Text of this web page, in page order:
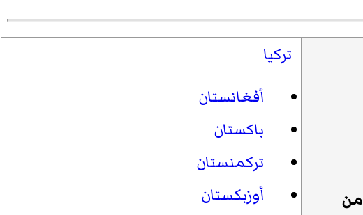
من
تركيا
أفغانستان
باكستان
تركمنستان
أوزبكستان